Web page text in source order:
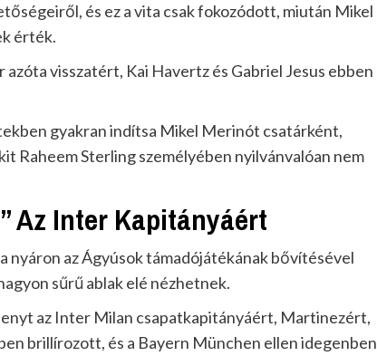
és ez a vita csak fokozódott, miután Mikel
érték.
azóta visszatért, Kai Havertz és Gabriel Jesus ebben
gyakran indítsa Mikel Merinót csatárként,
Raheem Sterling személyében nyilvánvalóan nem
Az Inter Kapitányáért
nyáron az Ágyúsok támadójátékának bővítésével
sűrű ablak elé nézhetnek.
az Inter Milan csapatkapitányáért, Martinezért,
brillírozott, és a Bayern München ellen idegenben